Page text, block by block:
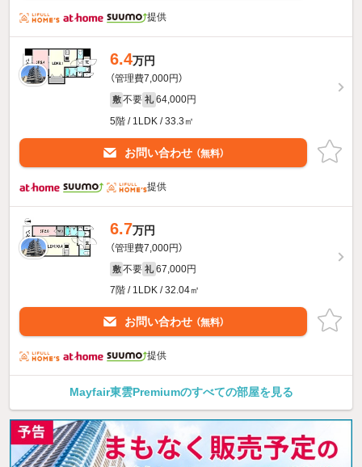
提供
6.4万円
（管理費7,000円）
敷 不要 礼 64,000円
5階 / 1LDK / 33.3㎡
お問い合わせ （無料）
提供
6.7万円
（管理費7,000円）
敷 不要 礼 67,000円
7階 / 1LDK / 32.04㎡
お問い合わせ （無料）
提供
Mayfair東雲Premiumのすべての部屋を見る